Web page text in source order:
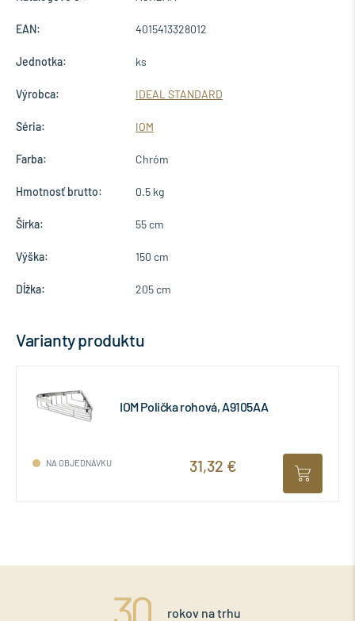
EAN: 4015413328012
Jednotka: ks
Výrobca: IDEAL STANDARD
Séria: IOM
Farba: Chróm
Hmotnosť brutto: 0.5 kg
Šírka: 55 cm
Výška: 150 cm
Dĺžka: 205 cm
Varianty produktu
IOM Polička rohová, A9105AA
NA OBJEDNÁVKU 31,32 €
rokov na trhu